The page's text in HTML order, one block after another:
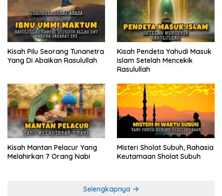
Kisah Pilu Seorang Tunanetra
Yang Di Abaikan Rasulullah
Kisah Pendeta Yahudi Masuk
Islam Setelah Mencekik
Rasulullah
Kisah Mantan Pelacur Yang
Melahirkan 7 Orang Nabi
Misteri Sholat Subuh, Rahasia
Keutamaan Sholat Subuh
Selengkapnya